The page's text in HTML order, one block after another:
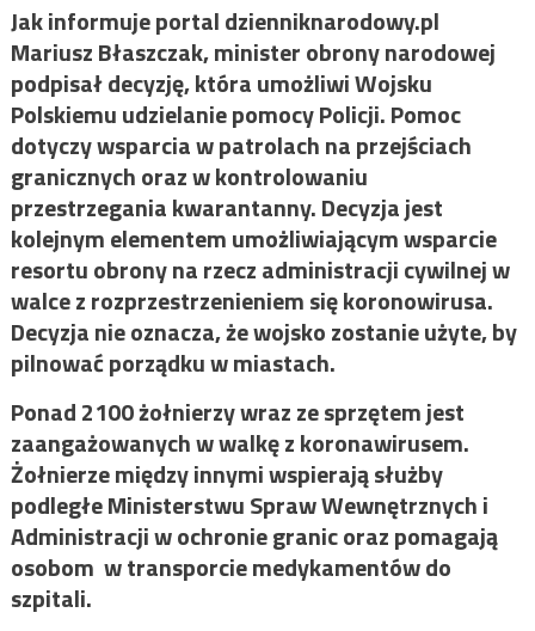
Jak informuje portal dzienniknarodowy.pl
Mariusz Błaszczak, minister obrony narodowej
podpisał decyzję, która umożliwi Wojsku
Polskiemu udzielanie pomocy Policji. Pomoc
dotyczy wsparcia w patrolach na przejściach
granicznych oraz w kontrolowaniu
przestrzegania kwarantanny. Decyzja jest
kolejnym elementem umożliwiającym wsparcie
resortu obrony na rzecz administracji cywilnej w
walce z rozprzestrzenieniem się koronowirusa.
Decyzja nie oznacza, że wojsko zostanie użyte, by
pilnować porządku w miastach.
Ponad 2100 żołnierzy wraz ze sprzętem jest
zaangażowanych w walkę z koronawirusem.
Żołnierze między innymi wspierają służby
podległe Ministerstwu Spraw Wewnętrznych i
Administracji w ochronie granic oraz pomagają
osobom w transporcie medykamentów do
szpitali.